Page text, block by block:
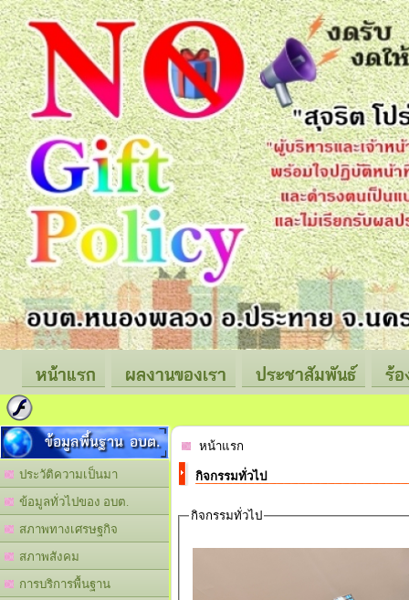
หน้าแรก ผลงานของเรา ประชาสัมพันธ์ ร้
ข้อมูลพื้นฐาน อบต.
ประวัติความเป็นมา
ข้อมูลทั่วไปของ อบต.
สภาพทางเศรษฐกิจ
สภาพสังคม
การบริการพื้นฐาน
หน้าแรก
กิจกรรมทั่วไป
กิจกรรมทั่วไป